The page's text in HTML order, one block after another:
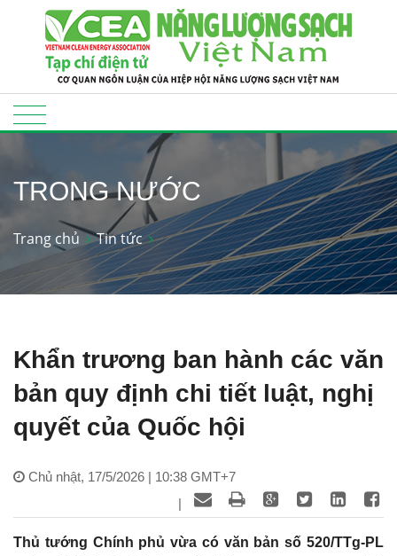
TRONG NƯỚC
Trang chủ Tin tức
Khẩn trương ban hành các văn
bản quy định chi tiết luật, nghị
quyết của Quốc hội
Chủ nhật, 17/5/2026 | 10:38 GMT+7
|
Thủ tướng Chính phủ vừa có văn bản số 520/TTg-PL